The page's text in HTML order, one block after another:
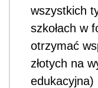
wszystkich
szkołach w
otrzymać
złotych na
edukacyjna)